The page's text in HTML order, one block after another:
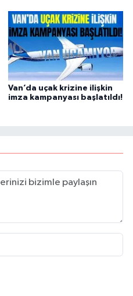
Van’da uçak krizine ilişkin
imza kampanyası başlatıldı!